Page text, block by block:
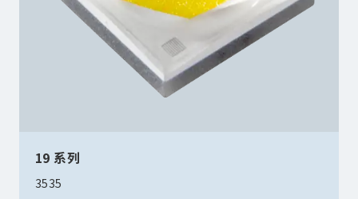
19 系列
3535